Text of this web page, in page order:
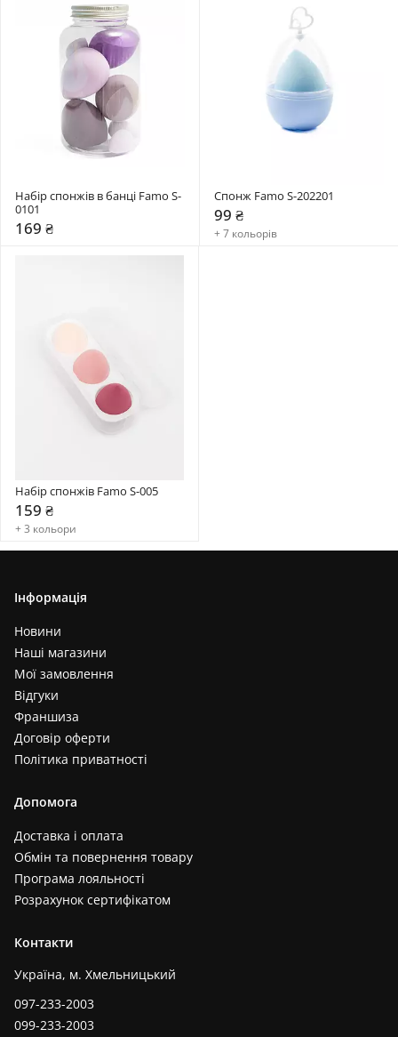
Набір спонжів в банці Famo S-
0101
169 ₴
Спонж Famo S-202201
99 ₴
+ 7 кольорів
Набір спонжів Famo S-005
159 ₴
+ 3 кольори
Інформація
Новини
Наші магазини
Мої замовлення
Відгуки
Франшиза
Договір оферти
Політика приватності
Допомога
Доставка і оплата
Обмін та повернення товару
Програма лояльності
Розрахунок сертифікатом
Контакти
Україна, м. Хмельницький
097-233-2003
099-233-2003